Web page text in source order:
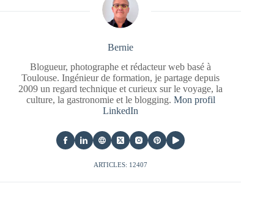
Bernie
Blogueur, photographe et rédacteur web basé à
Toulouse. Ingénieur de formation, je partage depuis
2009 un regard technique et curieux sur le voyage, la
culture, la gastronomie et le blogging. Mon profil
LinkedIn
ARTICLES: 12407